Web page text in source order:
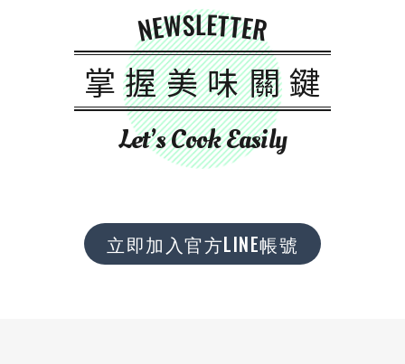
NEWSLETTER
掌握美味關鍵
Let’s Cook Easily
立即加入官方LINE帳號